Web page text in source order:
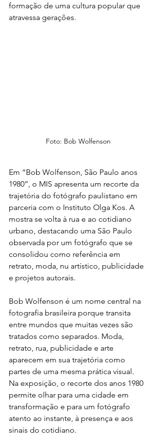
formação de uma cultura popular que
atravessa gerações.
Foto: Bob Wolfenson
Em “Bob Wolfenson, São Paulo anos
1980”, o MIS apresenta um recorte da
trajetória do fotógrafo paulistano em
parceria com o Instituto Olga Kos. A
mostra se volta à rua e ao cotidiano
urbano, destacando uma São Paulo
observada por um fotógrafo que se
consolidou como referência em
retrato, moda, nu artístico, publicidade
e projetos autorais.
Bob Wolfenson é um nome central na
fotografia brasileira porque transita
entre mundos que muitas vezes são
tratados como separados. Moda,
retrato, rua, publicidade e arte
aparecem em sua trajetória como
partes de uma mesma prática visual.
Na exposição, o recorte dos anos 1980
permite olhar para uma cidade em
transformação e para um fotógrafo
atento ao instante, à presença e aos
sinais do cotidiano.